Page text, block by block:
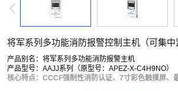
产品别名：将军系列多功能消防报警主机
产品型号：AAJJ系列（原型号：APEZ-X-C4H9NO）
核心特点：CCCF强制性消防认证、7寸彩色触摸屏、